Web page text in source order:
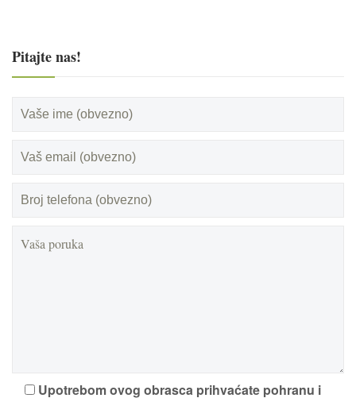
Pitajte nas!
Upotrebom ovog obrasca prihvaćate pohranu i